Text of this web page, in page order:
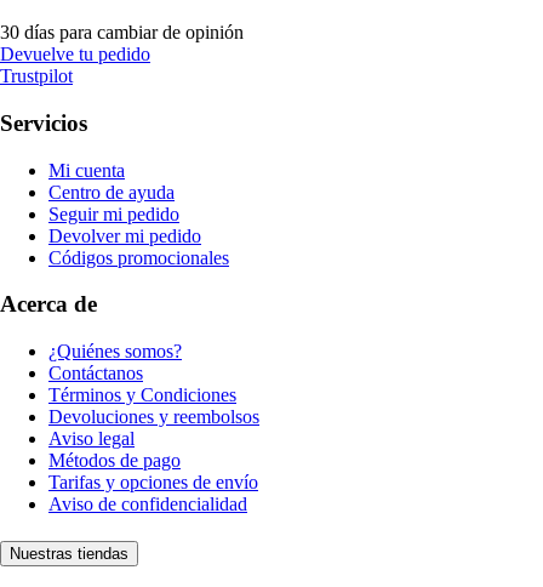
30 días para cambiar de opinión
Devuelve tu pedido
Trustpilot
Servicios
Mi cuenta
Centro de ayuda
Seguir mi pedido
Devolver mi pedido
Códigos promocionales
Acerca de
¿Quiénes somos?
Contáctanos
Términos y Condiciones
Devoluciones y reembolsos
Aviso legal
Métodos de pago
Tarifas y opciones de envío
Aviso de confidencialidad
Nuestras tiendas